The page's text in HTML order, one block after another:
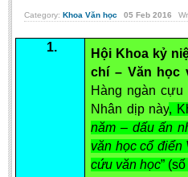
Department of Sinology-Nom Studies
Department of Arts Studies
Center of Sinology and Nom Studies
Category: Khoa Văn học 05 Feb 2016
1.
Hội Khoa kỷ
chí – Văn học
Hàng ngàn
Nhân dịp này,
năm – dấu ấn
văn học cổ điển
cứu văn học”